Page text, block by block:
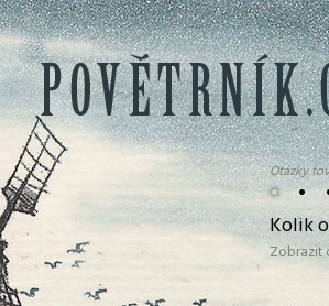
• •
Otázky
Kolik